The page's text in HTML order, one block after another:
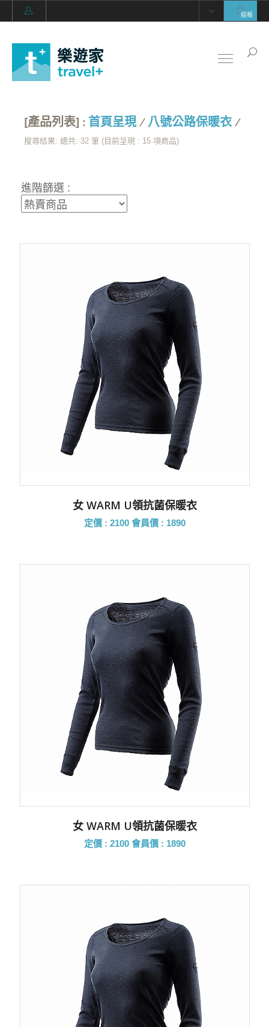
結帳
[產品列表] : 首頁呈現 / 八號公路保暖衣 /
搜尋結果: 總共: 32 筆 (目前呈現 : 15 項商品)
進階篩選 :
女 WARM U領抗菌保暖衣
定價 : 2100 會員價 : 1890
女 WARM U領抗菌保暖衣
定價 : 2100 會員價 : 1890